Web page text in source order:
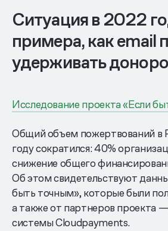
Ситуация в 2022
примера, как email
удерживать
Исследование проекта «Если
Общий объем пожертвований в
году сократился: 40%
снижение общего
Об этом свидетельствуют
быть точным», которые были
а также от партнеров проекта
системы Cloudpayments.